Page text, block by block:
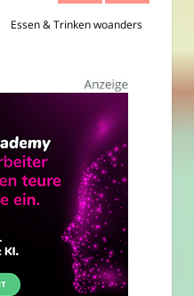
Essen & Trinken woanders